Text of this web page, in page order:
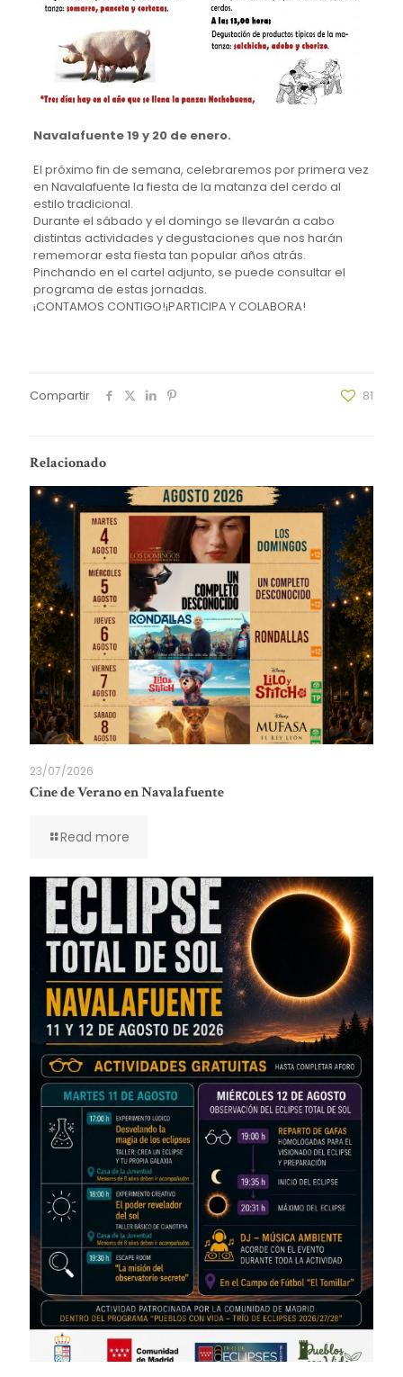
Navalafuente 19 y 20 de enero.
El próximo fin de semana, celebraremos por primera vez
en Navalafuente la fiesta de la matanza del cerdo al
estilo tradicional.
Durante el sábado y el domingo se llevarán a cabo
distintas actividades y degustaciones que nos harán
rememorar esta fiesta tan popular años atrás.
Pinchando en el cartel adjunto, se puede consultar el
programa de estas jornadas.
¡CONTAMOS CONTIGO!¡PARTICIPA Y COLABORA!
Compartir 81
Relacionado
23/07/2026
Cine de Verano en Navalafuente
Read more